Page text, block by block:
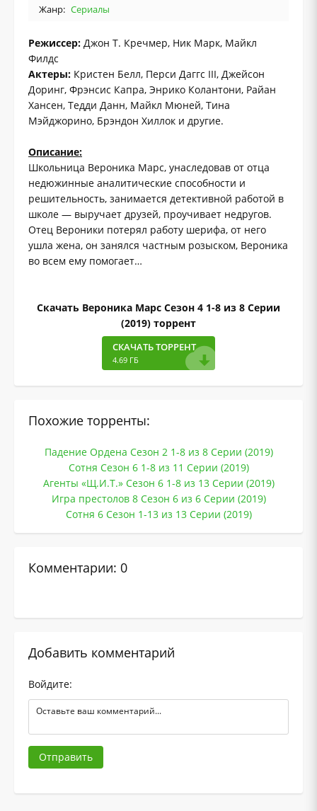
Жанр: Сериалы
Режиссер: Джон Т. Кречмер, Ник Марк, Майкл
Филдс
Актеры: Кристен Белл, Перси Даггс III, Джейсон
Доринг, Фрэнсис Капра, Энрико Колантони, Райан
Хансен, Тедди Данн, Майкл Мюней, Тина
Мэйджорино, Брэндон Хиллок и другие.
Описание:
Школьница Вероника Марс, унаследовав от отца
недюжинные аналитические способности и
решительность, занимается детективной работой в
школе — выручает друзей, проучивает недругов.
Отец Вероники потерял работу шерифа, от него
ушла жена, он занялся частным розыском, Вероника
во всем ему помогает…
Скачать Вероника Марс Сезон 4 1-8 из 8 Серии
(2019) торрент
СКАЧАТЬ ТОРРЕНТ
4.69 ГБ
Похожие торренты:
Падение Ордена Сезон 2 1-8 из 8 Серии (2019)
Сотня Сезон 6 1-8 из 11 Серии (2019)
Агенты «Щ.И.Т.» Сезон 6 1-8 из 13 Серии (2019)
Игра престолов 8 Сезон 6 из 6 Серии (2019)
Сотня 6 Сезон 1-13 из 13 Серии (2019)
Комментарии: 0
Добавить комментарий
Войдите:
Отправить